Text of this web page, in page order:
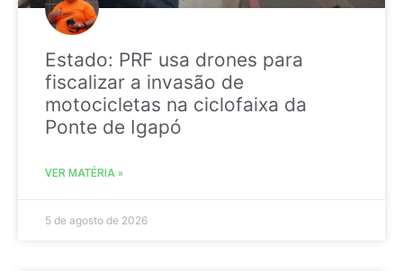
Estado: PRF usa drones para
fiscalizar a invasão de
motocicletas na ciclofaixa da
Ponte de Igapó
VER MATÉRIA »
5 de agosto de 2026